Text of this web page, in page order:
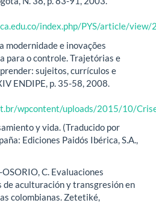
index.php/PYS/article/view/
modernidade e inovações
para o controle. Trajetórias e
sujeitos, currículos e
ENDIPE, p. 35-58, 2008.
wpcontent/uploads/2015/10/
y vida. (Traducido por
Ediciones Paidós Ibérica, S.A.,
C. Evaluaciones
de aculturación y transgresión en
colombianas. Zetetiké,